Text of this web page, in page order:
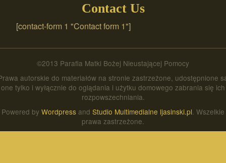
Contact Us
[contact-form 1 "Contact form 1"]
©2013 Parafia Matki Bożej Nieustającej Pomocy
autorskie do materiałów na stronie zastrzeżone, udostępnione
one tylko i wyłącznie do oglądania i użytku domowego zabrania się ich
rozpowszechniania.
Powered by Wordpress and Studio Multimedialne ljasinski.pl . Wszelkie
prawa zastrzeżone.